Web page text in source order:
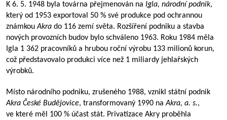
K 6. 5. 1948 byla továrna přejmenován na Igla, národní podnik,
který od 1953 exportoval 50 % své produkce pod ochrannou
známkouAkra do 116 zemí světa. Rozšíření podniku a stavba
nových provozních budov bylo schváleno 1963. Roku 1984 měla
Igla 1 362 pracovníků a hrubou roční výrobu 133 milionů korun,
což představovalo produkci více než 1 miliardy jehlařských
výrobků.
Místo národního podniku, zrušeného 1988, vznikl státní podnik
Akra České Budějovice, transformovaný 1990 naAkra, a. s.,
ve které měl 100 % účast stát. Privatizace Akry proběhla